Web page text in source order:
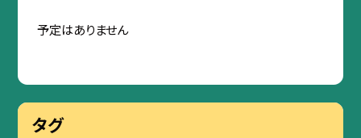
予定はありません
タグ